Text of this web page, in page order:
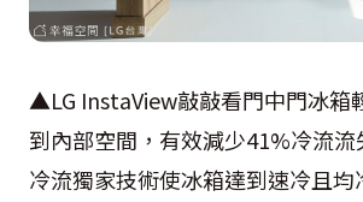
▲LG InstaView敲敲看門中門冰箱
到內部空間，有效減少41%冷流
冷流獨家技術使冰箱達到速冷且均